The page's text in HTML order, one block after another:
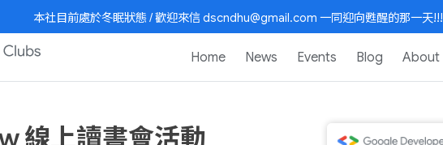
本社目前處於冬眠狀態 / 歡迎來信 dscndhu@gmail.com 一同迎向甦醒的那一天!!!
Home News Events Blog About
線上讀書會活動